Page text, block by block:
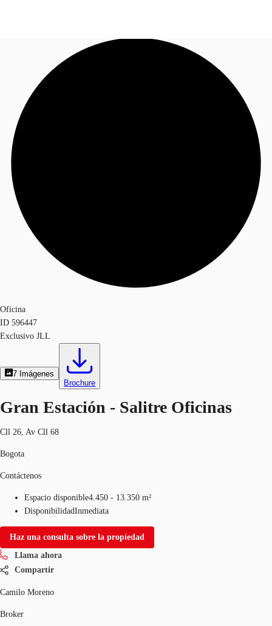
Nuestros Servicios
Noticias e Investigaciones
Llama ahora
Oficina
ID 596447
Exclusivo JLL
7 Imágenes
Brochure
Gran Estación - Salitre Oficinas
Cll 26, Av Cll 68
Bogota
Contáctenos
Espacio disponible4.450 - 13.350 m²
DisponibilidadInmediata
Haz una consulta sobre la propiedad
Llama ahora
Compartir
Camilo Moreno
Broker